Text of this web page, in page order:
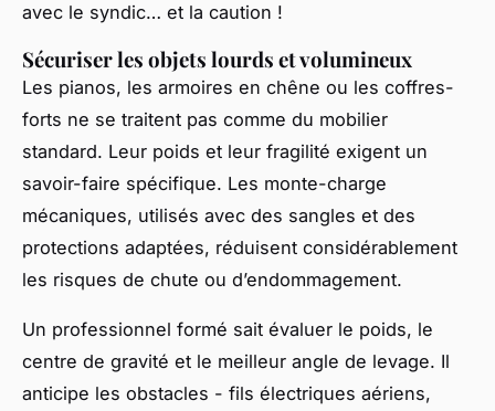
avec le syndic… et la caution !
Sécuriser les objets lourds et volumineux
Les pianos, les armoires en chêne ou les coffres-
forts ne se traitent pas comme du mobilier
standard. Leur poids et leur fragilité exigent un
savoir-faire spécifique. Les monte-charge
mécaniques, utilisés avec des sangles et des
protections adaptées, réduisent considérablement
les risques de chute ou d’endommagement.
Un professionnel formé sait évaluer le poids, le
centre de gravité et le meilleur angle de levage. Il
anticipe les obstacles - fils électriques aériens,